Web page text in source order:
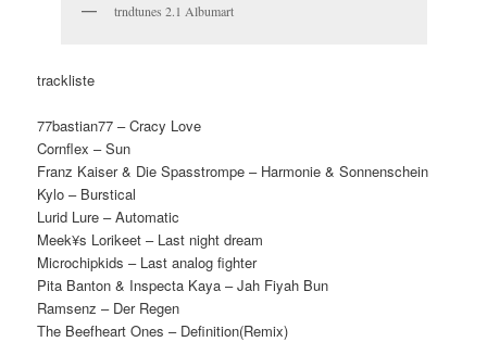
trndtunes 2.1 Albumart
trackliste
77bastian77 – Cracy Love
Cornflex – Sun
Franz Kaiser & Die Spasstrompe – Harmonie & Sonnenschein
Kylo – Burstical
Lurid Lure – Automatic
Meek¥s Lorikeet – Last night dream
Microchipkids – Last analog fighter
Pita Banton & Inspecta Kaya – Jah Fiyah Bun
Ramsenz – Der Regen
The Beefheart Ones – Definition(Remix)